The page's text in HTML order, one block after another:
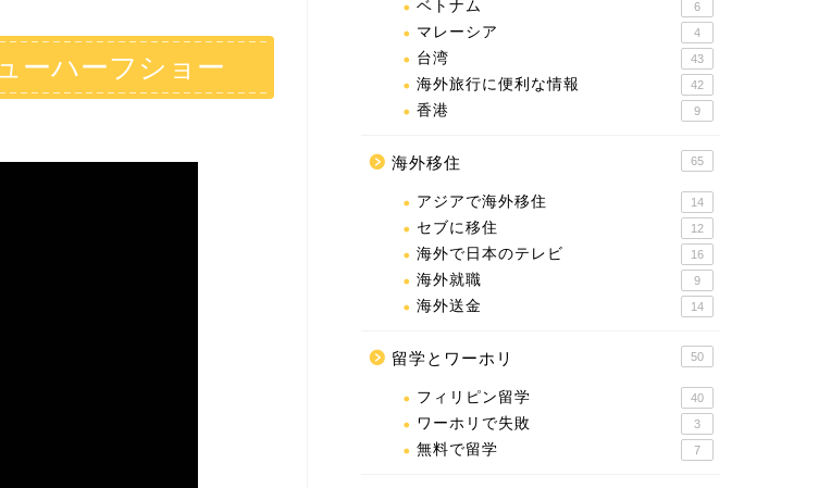
ーハーフショー
ベトナム 6
マレーシア 4
台湾 43
海外旅行に便利な情報 42
香港 9
海外移住 65
アジアで海外移住 14
セブに移住 12
海外で日本のテレビ 16
海外就職 9
海外送金 14
留学とワーホリ 50
フィリピン留学 40
ワーホリで失敗 3
無料で留学 7